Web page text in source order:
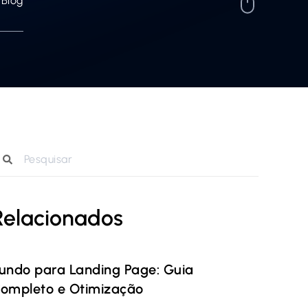
para Landing Page: Guia
e Otimização